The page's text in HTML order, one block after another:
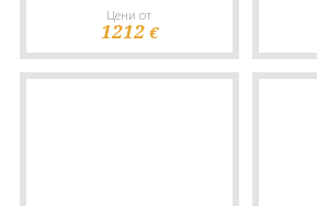
Цени от
1212 €